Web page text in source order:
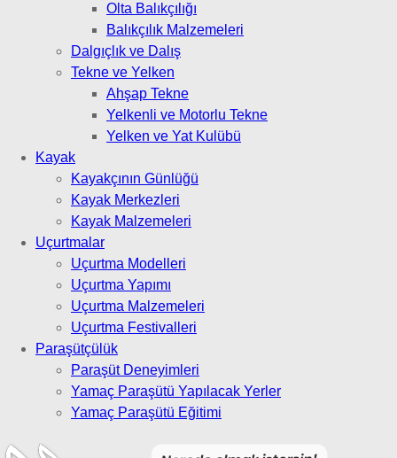
Olta Balıkçılığı
Balıkçılık Malzemeleri
Dalgıçlık ve Dalış
Tekne ve Yelken
Ahşap Tekne
Yelkenli ve Motorlu Tekne
Yelken ve Yat Kulübü
Kayak
Kayakçının Günlüğü
Kayak Merkezleri
Kayak Malzemeleri
Uçurtmalar
Uçurtma Modelleri
Uçurtma Yapımı
Uçurtma Malzemeleri
Uçurtma Festivalleri
Paraşütçülük
Paraşüt Deneyimleri
Yamaç Paraşütü Yapılacak Yerler
Yamaç Paraşütü Eğitimi